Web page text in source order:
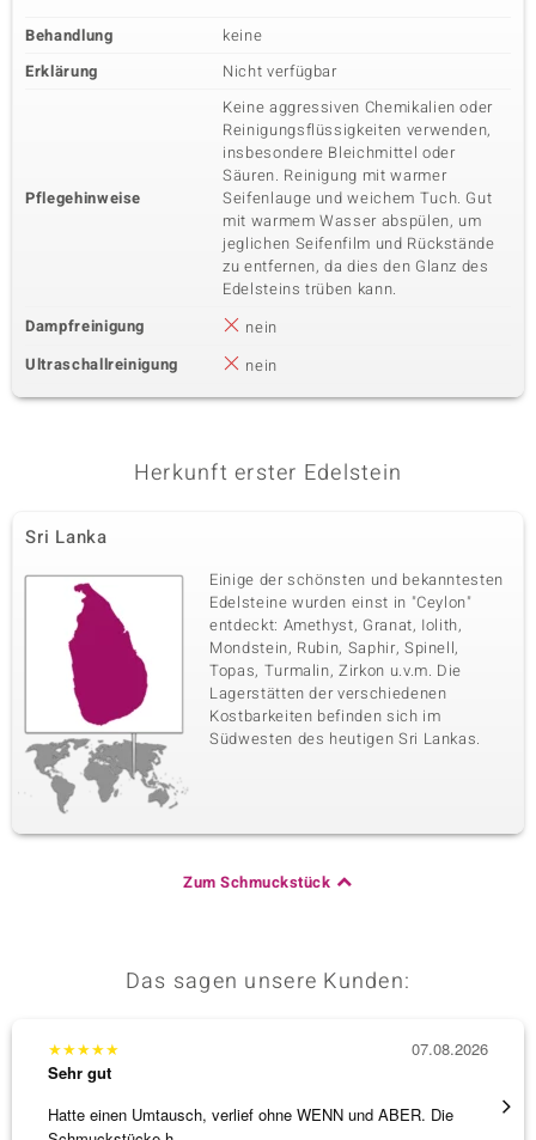
Behandlung
keine
Erklärung
Nicht verfügbar
Pflegehinweise
Keine aggressiven Chemikalien oder
Reinigungsflüssigkeiten verwenden,
insbesondere Bleichmittel oder
Säuren. Reinigung mit warmer
Seifenlauge und weichem Tuch. Gut
mit warmem Wasser abspülen, um
jeglichen Seifenfilm und Rückstände
zu entfernen, da dies den Glanz des
Edelsteins trüben kann.
Dampfreinigung
nein
Ultraschallreinigung
nein
Herkunft erster Edelstein
Sri Lanka
Einige der schönsten und bekanntesten
Edelsteine wurden einst in "Ceylon"
entdeckt: Amethyst, Granat, Iolith,
Mondstein, Rubin, Saphir, Spinell,
Topas, Turmalin, Zirkon u.v.m. Die
Lagerstätten der verschiedenen
Kostbarkeiten befinden sich im
Südwesten des heutigen Sri Lankas.
Zum Schmuckstück
Das sagen unsere Kunden:
★★★★★
Sehr gut
Hatte einen Umtausch, verlief ohne WENN und ABER. Die
07.08.2026
Die